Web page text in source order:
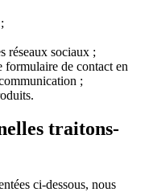
réseaux sociaux ;
formulaire de contact en
;
traitons-
ci-dessous, nous